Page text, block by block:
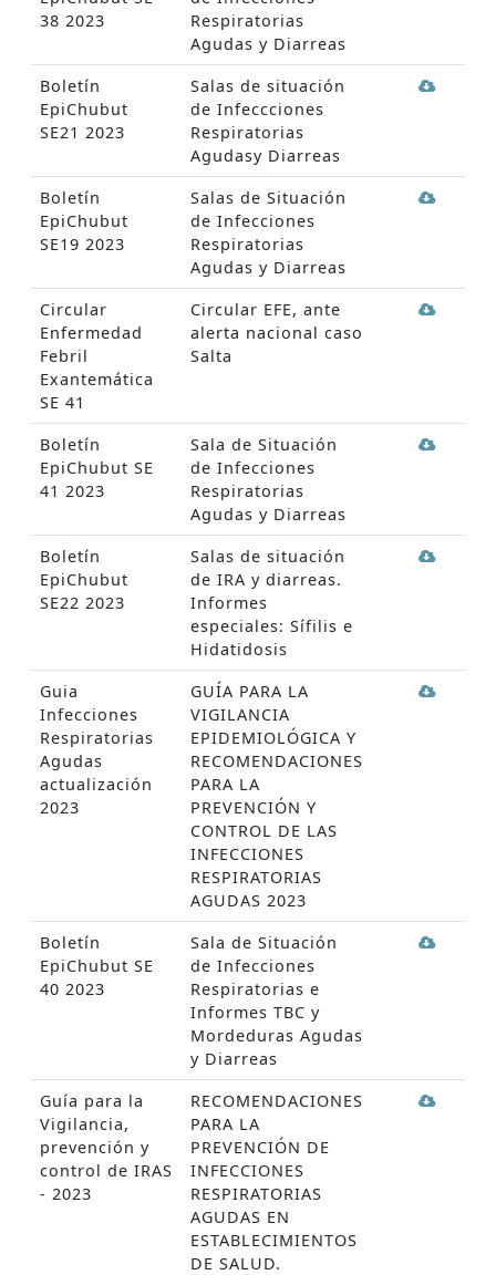
38 2023
Respiratorias
Agudas y Diarreas
Boletín
EpiChubut
SE21 2023
Salas de situación
de Infeccciones
Respiratorias
Agudasy Diarreas
Boletín
EpiChubut
SE19 2023
Salas de Situación
de Infecciones
Respiratorias
Agudas y Diarreas
Circular
Enfermedad
Febril
Exantemática
SE 41
Circular EFE, ante
alerta nacional caso
Salta
Boletín
EpiChubut SE
41 2023
Sala de Situación
de Infecciones
Respiratorias
Agudas y Diarreas
Boletín
EpiChubut
SE22 2023
Salas de situación
de IRA y diarreas.
Informes
especiales: Sífilis e
Hidatidosis
Guia
Infecciones
Respiratorias
Agudas
actualización
2023
GUÍA PARA LA
VIGILANCIA
EPIDEMIOLÓGICA Y
RECOMENDACIONES
PARA LA
PREVENCIÓN Y
CONTROL DE LAS
INFECCIONES
RESPIRATORIAS
AGUDAS 2023
Boletín
EpiChubut SE
40 2023
Sala de Situación
de Infecciones
Respiratorias e
Informes TBC y
Mordeduras Agudas
y Diarreas
Guía para la
Vigilancia,
prevención y
control de IRAS
- 2023
RECOMENDACIONES
PARA LA
PREVENCIÓN DE
INFECCIONES
RESPIRATORIAS
AGUDAS EN
ESTABLECIMIENTOS
DE SALUD.